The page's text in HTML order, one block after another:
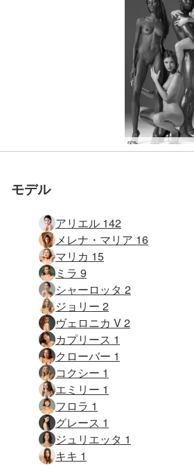
モデル
アリエル 142
メレナ・マリア 16
マリカ 15
ミラ 9
シャーロッタ 2
ジョリー 2
ヴェロニカ V 2
カプリース 1
クローバー 1
コクシー 1
エミリー 1
フロラ 1
グレース 1
ジュリエッタ 1
キキ 1